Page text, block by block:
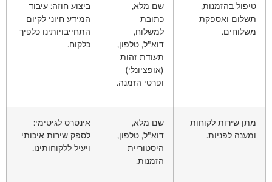
טיפול בהזמנות,
תשלום ואספקת
משלוחים.
שם מלא,
כתובת
למשלוח,
דוא"ל, טלפון,
תעודת זהות
(אופציונלי)
ופרטי הזמנה.
ביצוע חוזה: עיבוד
המידע חיוני לקיום
התחייבויותינו כלפיך
כלקוח.
מתן שירות לקוחות
ומענה לפניות.
שם מלא,
דוא"ל, טלפון,
היסטוריית
הזמנות.
אינטרס לגיטימי:
לספק שירות איכותי
ויעיל ללקוחותינו.